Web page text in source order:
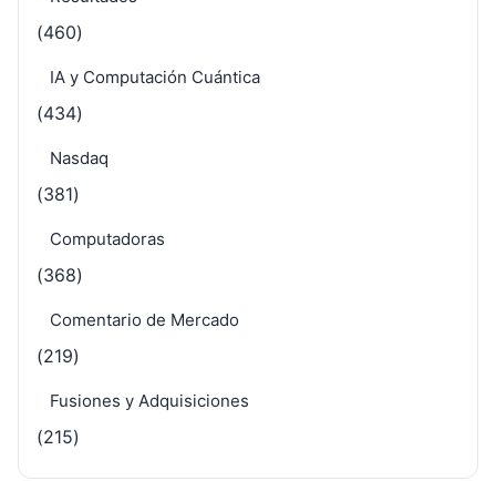
(460)
IA y Computación Cuántica
(434)
Nasdaq
(381)
Computadoras
(368)
Comentario de Mercado
(219)
Fusiones y Adquisiciones
(215)